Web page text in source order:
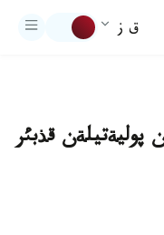
ق ز
پوليةتيلةن قذبئر